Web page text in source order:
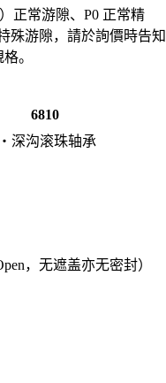
正常游隙、P0 正常精
殊游隙，請於詢價時告知
。
6810
深沟滚珠轴承
，无遮盖亦无密封）